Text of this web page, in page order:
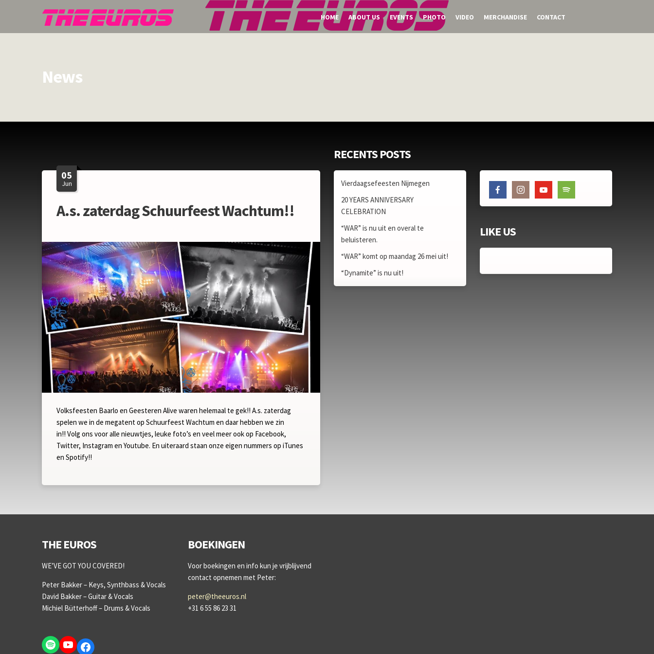
HOME ABOUT US EVENTS PHOTO VIDEO MERCHANDISE CONTACT
News
05
Jun
A.s. zaterdag Schuurfeest Wachtum!!
Volksfeesten Baarlo en Geesteren Alive waren helemaal te gek!! A.s. zaterdag
spelen we in de megatent op Schuurfeest Wachtum en daar hebben we zin
in!! Volg ons voor alle nieuwtjes, leuke foto’s en veel meer ook op Facebook,
Twitter, Instagram en Youtube. En uiteraard staan onze eigen nummers op iTunes
en Spotify!!
RECENTS POSTS
Vierdaagsefeesten Nijmegen
20 YEARS ANNIVERSARY
CELEBRATION
“WAR” is nu uit en overal te
beluisteren.
“WAR” komt op maandag 26 mei uit!
“Dynamite” is nu uit!
LIKE US
THE EUROS
WE’VE GOT YOU COVERED!
Peter Bakker – Keys, Synthbass & Vocals
David Bakker – Guitar & Vocals
Michiel Bütterhoff – Drums & Vocals
SpotifyYouTubeFacebook
BOEKINGEN
Voor boekingen en info kun je vrijblijvend
contact opnemen met Peter:
peter@theeuros.nl
+31 6 55 86 23 31